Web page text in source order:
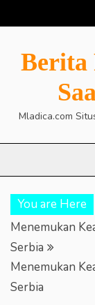
to
Berita
Mladica.com
You are Here
Menemukan
Serbia
Menemukan
Serbia